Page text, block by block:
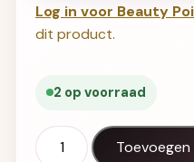
Log in voor Beauty
dit product.
2 op voorraad
Jelly PRO Building Gel
Toevoegen